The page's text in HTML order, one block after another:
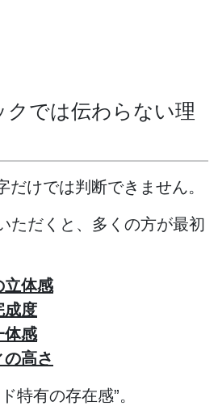
クでは伝わらない理
だけでは判断できません。
ただくと、多くの方が最初
立体感
成度
体感
高さ
特有の存在感”。